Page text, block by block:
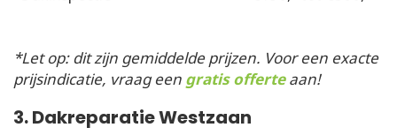
*Let op: dit zijn gemiddelde prijzen. Voor een exacte
prijsindicatie, vraag een gratis offerteaan!
3. Dakreparatie Westzaan